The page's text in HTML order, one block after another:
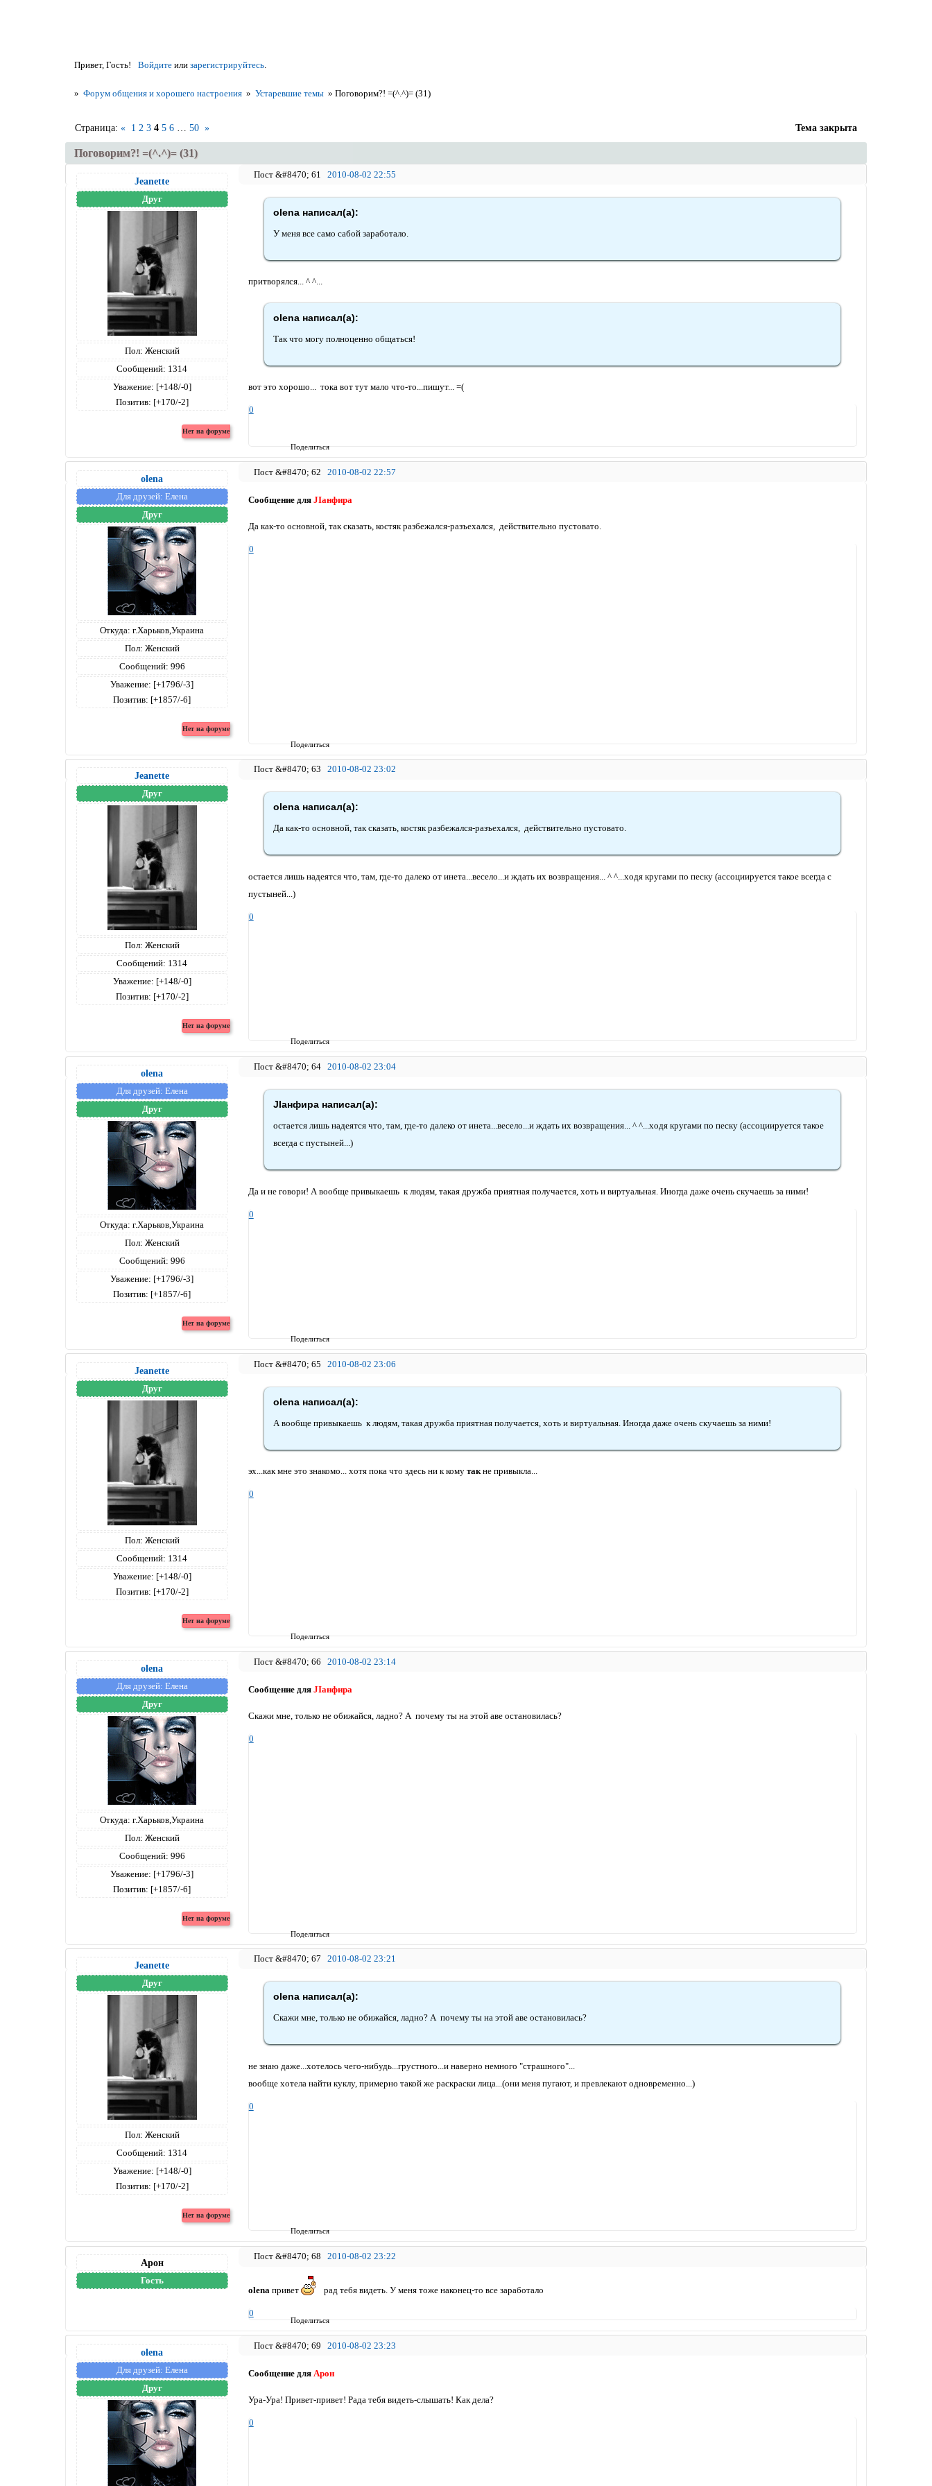
Привет, Гость! Войдитеили зарегистрируйтесь.
» Форум общения и хорошего настроения » Устаревшие темы »Поговорим?! =(^.^)= (31)
Поговорим?! =(^.^)= (31)
Страница:« 1 2 3 4 5 6 50 » Тема закрыта
Поделиться
61 2010-08-02 22:55
Jeanettе
Друг
Пол: Женский
Сообщений: 1314
Уважение: [+148/-0]
Позитив: [+170/-2]
olena написал(а):
У меня все само сабой заработало.
притворялся... ^ ^...
olena написал(а):
Так что могу полноценно общаться!
вот это хорошо... тока вот тут мало что-то...пишут... =(
0
Поделиться
62 2010-08-02 22:57
olena
Для друзей: Елена
Друг
Откуда: г.Харьков,Украина
Пол: Женский
Сообщений: 996
Уважение: [+1796/-3]
Позитив: [+1857/-6]
Сообщение для JIанфира
Да как-то основной, так сказать, костяк разбежался-разъехался, действительно пустовато.
0
Поделиться
63 2010-08-02 23:02
Jeanettе
Друг
Пол: Женский
Сообщений: 1314
Уважение: [+148/-0]
Позитив: [+170/-2]
olena написал(а):
Да как-то основной, так сказать, костяк разбежался-разъехался, действительно пустовато.
остается лишь надеятся что, там, где-то далеко от инета...весело...и ждать их возвращения... ^ ^...ходя кругами по песку (ассоциируется такое всегда с
пустыней...)
0
Поделиться
64 2010-08-02 23:04
olena
Для друзей: Елена
Друг
Откуда: г.Харьков,Украина
Пол: Женский
Сообщений: 996
Уважение: [+1796/-3]
Позитив: [+1857/-6]
JIанфира написал(а):
остается лишь надеятся что, там, где-то далеко от инета...весело...и ждать их возвращения... ^ ^...ходя кругами по песку (ассоциируется такое
всегда с пустыней...)
Да и не говори! А вообще привыкаешь к людям, такая дружба приятная получается, хоть и виртуальная. Иногда даже очень скучаешь за ними!
0
Поделиться
65 2010-08-02 23:06
Jeanettе
Друг
Пол: Женский
Сообщений: 1314
Уважение: [+148/-0]
Позитив: [+170/-2]
olena написал(а):
А вообще привыкаешь к людям, такая дружба приятная получается, хоть и виртуальная. Иногда даже очень скучаешь за ними!
эх...как мне это знакомо... хотя пока что здесь ни к кому такне привыкла...
0
Поделиться
66 2010-08-02 23:14
olena
Для друзей: Елена
Друг
Откуда: г.Харьков,Украина
Пол: Женский
Сообщений: 996
Уважение: [+1796/-3]
Позитив: [+1857/-6]
Сообщение для JIанфира
Скажи мне, только не обижайся, ладно? А почему ты на этой аве остановилась?
0
Поделиться
67 2010-08-02 23:21
Jeanettе
Друг
Пол: Женский
Сообщений: 1314
Уважение: [+148/-0]
Позитив: [+170/-2]
olena написал(а):
Скажи мне, только не обижайся, ладно? А почему ты на этой аве остановилась?
не знаю даже...хотелось чего-нибудь...грустного...и наверно немного "страшного"...
вообще хотела найти куклу, примерно такой же раскраски лица...(они меня пугают, и превлекают одновременно...)
0
Поделиться
68 2010-08-02 23:22
Арон
Гость
olena привет рад тебя видеть. У меня тоже наконец-то все заработало
0
69 2010-08-02 23:23
olena
Для друзей: Елена
Друг
Сообщение для Арон
Ура-Ура! Привет-привет! Рада тебя видеть-слышать! Как дела?
0